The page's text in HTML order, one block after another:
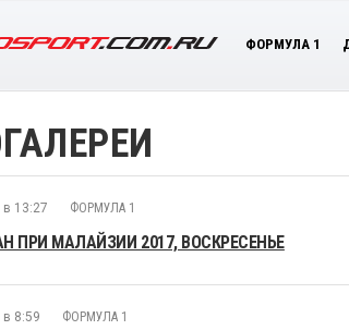
ФОРМУЛА 1
в 13:27 ФОРМУЛА 1
ПРИ МАЛАЙЗИИ 2017, ВОСКРЕСЕНЬЕ
в 8:59 ФОРМУЛА 1